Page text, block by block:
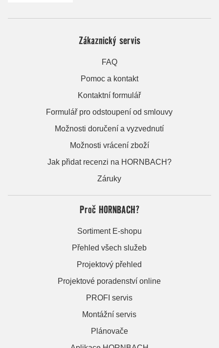
Zákaznický servis
FAQ
Pomoc a kontakt
Kontaktní formulář
Formulář pro odstoupení od smlouvy
Možnosti doručení a vyzvednutí
Možnosti vrácení zboží
Jak přidat recenzi na HORNBACH?
Záruky
Proč HORNBACH?
Sortiment E-shopu
Přehled všech služeb
Projektový přehled
Projektové poradenství online
PROFI servis
Montážní servis
Plánovače